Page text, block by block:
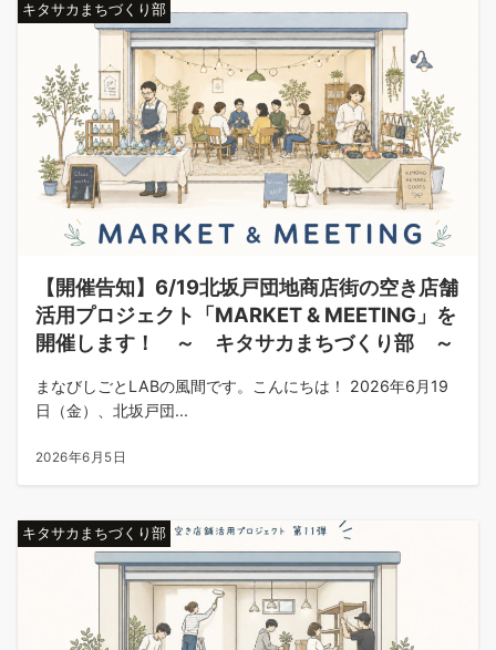
キタサカまちづくり部
【開催告知】6/19北坂戸団地商店街の空き店舗
活用プロジェクト「MARKET & MEETING」を
開催します！ ～ キタサカまちづくり部 ～
まなびしごとLABの風間です。こんにちは！ 2026年6月19
日（金）、北坂戸団...
2026年6月5日
キタサカまちづくり部